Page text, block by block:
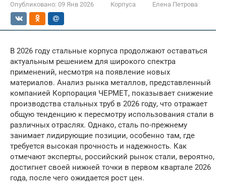
Опубликовано: 09 Янв 2026 Корпуса Елена Петрова
В 2026 году стальные корпуса продолжают оставаться
актуальным решением для широкого спектра
применений, несмотря на появление новых
материалов. Анализ рынка металлов, представленный
компанией Корпорация ЧЕРМЕТ, показывает снижение
производства стальных труб в 2026 году, что отражает
общую тенденцию к пересмотру использования стали в
различных отраслях. Однако, сталь по-прежнему
занимает лидирующие позиции, особенно там, где
требуется высокая прочность и надежность. Как
отмечают эксперты, российский рынок стали, вероятно,
достигнет своей нижней точки в первом квартале 2026
года, после чего ожидается рост цен.